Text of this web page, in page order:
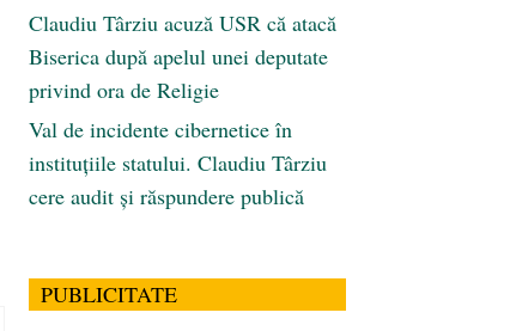
Claudiu Târziu acuză USR că atacă
Biserica după apelul unei deputate
privind ora de Religie
Val de incidente cibernetice în
instituțiile statului. Claudiu Târziu
cere audit și răspundere publică
PUBLICITATE